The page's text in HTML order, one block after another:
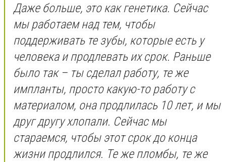
Даже больше, это как генетика. Сейчас
мы работаем над тем, чтобы
поддерживать те зубы, которые есть у
человека и продлевать их срок. Раньше
было так – ты сделал работу, те же
импланты, просто какую-то работу с
материалом, она продлилась 10 лет, и мы
друг другу хлопали. Сейчас мы
стараемся, чтобы этот срок до конца
жизни продлился. Те же пломбы, те же